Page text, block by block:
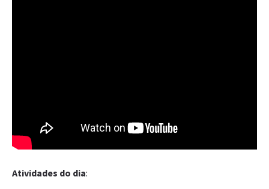
Atividades do dia: